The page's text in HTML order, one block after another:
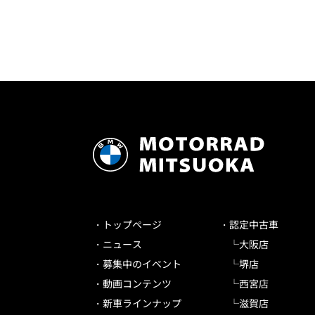
トップページ
ニュース
募集中のイベント
動画コンテンツ
新車ラインナップ
認定中古車
大阪店
堺店
西宮店
滋賀店